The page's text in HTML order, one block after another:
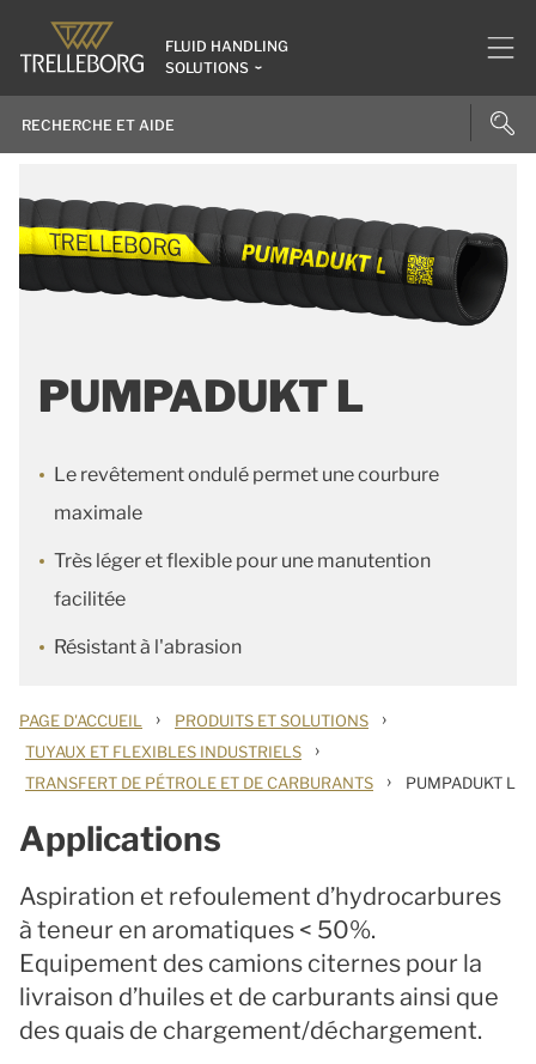
FLUID HANDLING
SOLUTIONS
PUMPADUKT L
Le revêtement ondulé permet une courbure
maximale
Très léger et flexible pour une manutention
facilitée
Résistant à l'abrasion
PAGE D'ACCUEIL › PRODUITS ET SOLUTIONS ›
TUYAUX ET FLEXIBLES INDUSTRIELS ›
TRANSFERT DE PÉTROLE ET DE CARBURANTS › PUMPADUKT L
Applications
Aspiration et refoulement d’hydrocarbures
à teneur en aromatiques < 50%.
Equipement des camions citernes pour la
livraison d’huiles et de carburants ainsi que
des quais de chargement/déchargement.